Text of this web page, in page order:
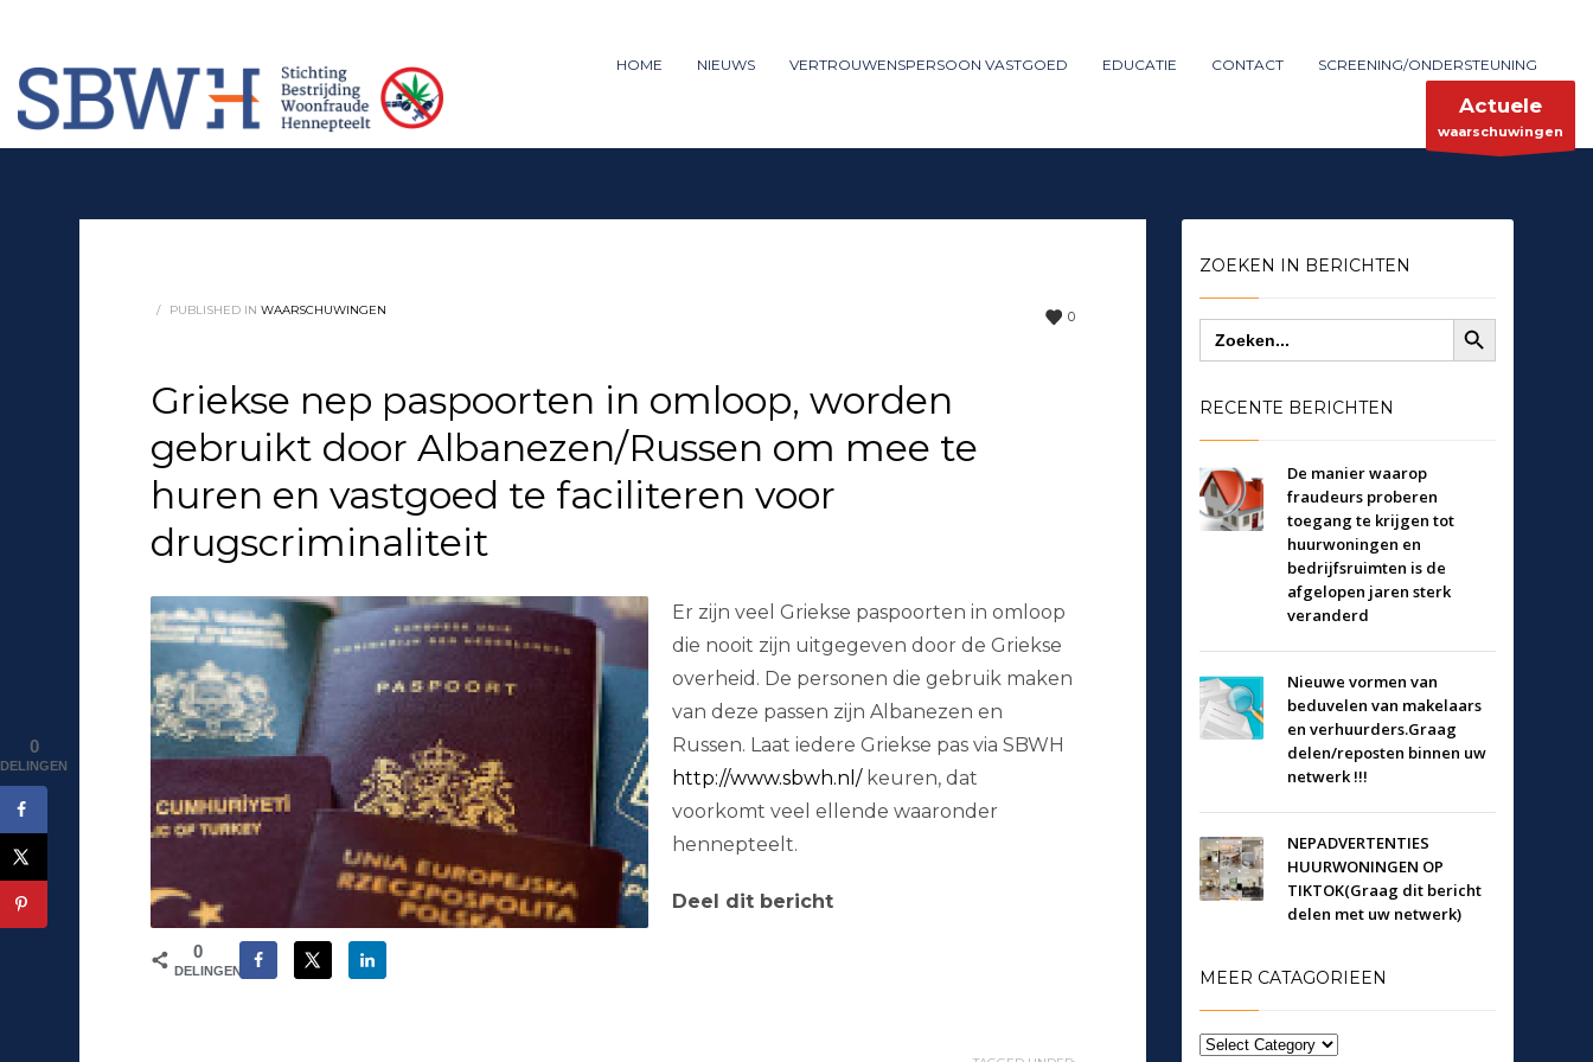
×
1 Login or create new account.
If you still have problems, please let us know, by sending an email to support@website.com . Thank you!
Mon-Fri 9:00AM - 6:00AM
HOME NIEUWS VERTROUWENSPERSOON VASTGOED EDUCATIE CONTACT SCREENING/ONDERSTEUNING
Actuele
waarschuwingen
0
/ PUBLISHED IN WAARSCHUWINGEN
Griekse nep paspoorten in omloop, worden
gebruikt door Albanezen/Russen om mee te
huren en vastgoed te faciliteren voor
drugscriminaliteit
Er zijn veel Griekse paspoorten in omloop
die nooit zijn uitgegeven door de Griekse
overheid. De personen die gebruik maken
van deze passen zijn Albanezen en
Russen. Laat iedere Griekse pas via SBWH
http://www.sbwh.nl/keuren, dat
voorkomt veel ellende waaronder
hennepteelt.
Deel dit bericht
0
DELINGEN
ZOEKEN IN BERICHTEN
Zoek
naar:
Zoekknop
RECENTE BERICHTEN
De manier waarop
fraudeurs proberen
toegang te krijgen tot
huurwoningen en
bedrijfsruimten is de
afgelopen jaren sterk
veranderd
Nieuwe vormen van
beduvelen van makelaars
en verhuurders.Graag
delen/reposten binnen uw
netwerk !!!
NEPADVERTENTIES
HUURWONINGEN OP
TIKTOK(Graag dit bericht
delen met uw netwerk)
MEER CATAGORIEEN
0
DELINGEN